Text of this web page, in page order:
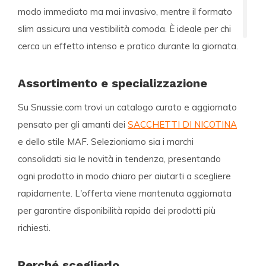
modo immediato ma mai invasivo, mentre il formato
slim assicura una vestibilità comoda. È ideale per chi
cerca un effetto intenso e pratico durante la giornata.
Assortimento e specializzazione
Su Snussie.com trovi un catalogo curato e aggiornato
pensato per gli amanti dei SACCHETTI DI NICOTINA
e dello stile MAF. Selezioniamo sia i marchi
consolidati sia le novità in tendenza, presentando
ogni prodotto in modo chiaro per aiutarti a scegliere
rapidamente. L'offerta viene mantenuta aggiornata
per garantire disponibilità rapida dei prodotti più
richiesti.